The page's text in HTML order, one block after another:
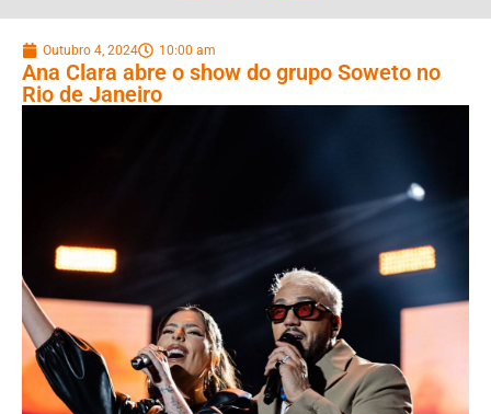
Outubro 4, 2024 10:00 am
Ana Clara abre o show do grupo Soweto no
Rio de Janeiro